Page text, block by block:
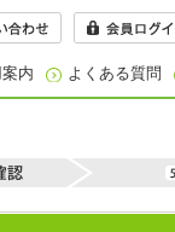
内 よくある質問